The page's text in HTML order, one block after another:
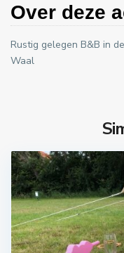
Over deze
Rustig gelegen B&B in
Waal